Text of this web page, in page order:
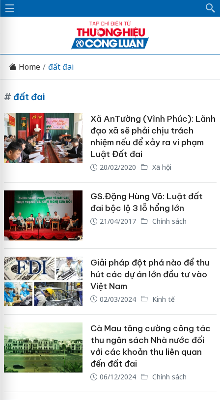
Home đất đai
# đất đai
Xã AnTường (Vĩnh Phúc): Lãnh
đạo xã sẽ phải chịu trách
nhiệm nếu để xảy ra vi phạm
Luật Đất đai
20/02/2020 Xã hội
GS.Đặng Hùng Võ: Luật đất
đai bộc lộ 3 lỗ hổng lớn
21/04/2017 Chính sách
Giải pháp đột phá nào để thu
hút các dự án lớn đầu tư vào
Việt Nam
02/03/2024 Kinh tế
Cà Mau tăng cường công tác
thu ngân sách Nhà nước đối
với các khoản thu liên quan
đến đất đai
06/12/2024 Chính sách